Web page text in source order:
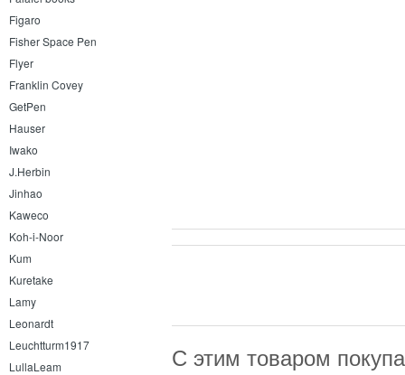
Figaro
Fisher Space Pen
Flyer
Franklin Covey
GetPen
Hauser
Iwako
J.Herbin
Jinhao
Kaweco
Koh-i-Noor
Kum
Kuretake
Lamy
Leonardt
Leuchtturm1917
LullaLeam
С этим товаром